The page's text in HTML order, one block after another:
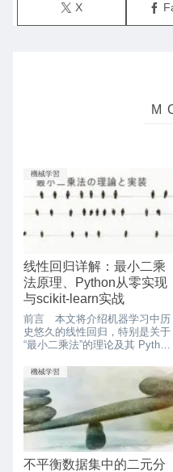
X
機械学習
线性回归详解：最小二乘
法原理、Python从零实现
与scikit-learn实战
前言 本文将介绍机器学习中历
史悠久的线性回归，特别是关于
“最小二乘法”的理论及其 Python
单，但具有广泛的应用和扩展
機械学習
不平衡数据集中的二元分